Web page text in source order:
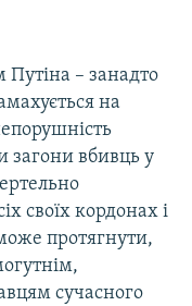
Путіна – занадто
на
загони вбивць у
своїх кордонах і
протягнути,
сучасного